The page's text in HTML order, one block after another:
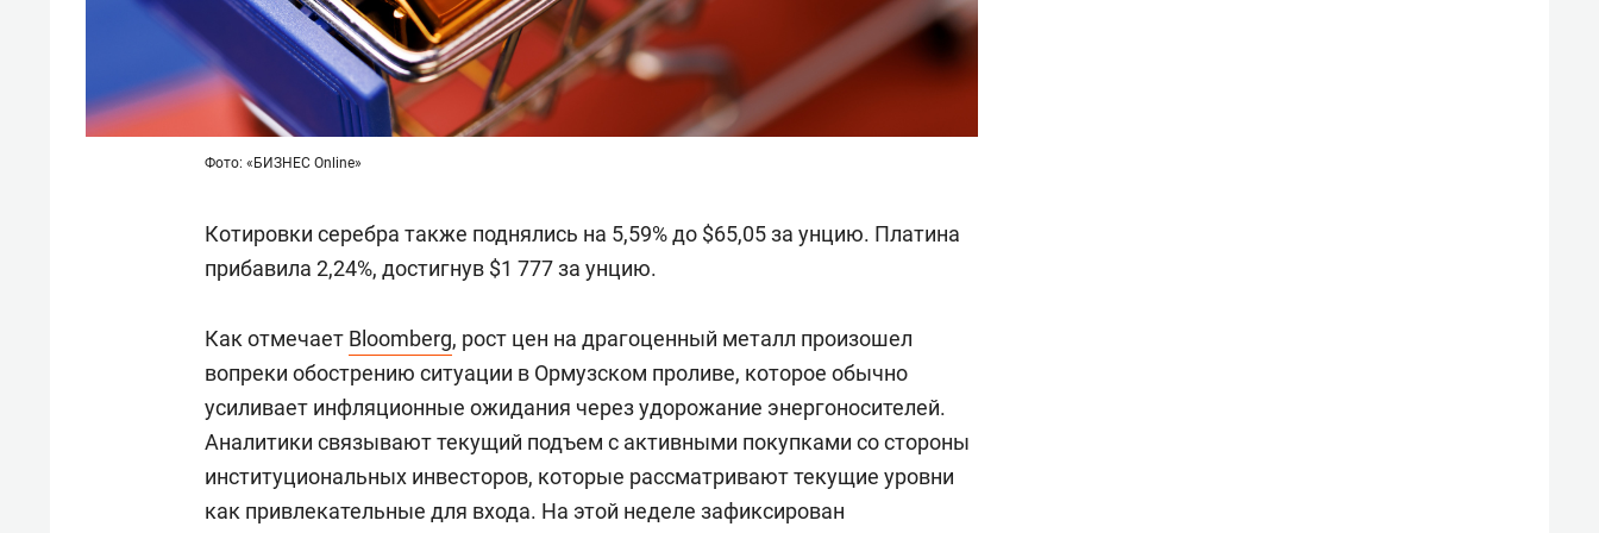
Фото: «БИЗНЕС Online»
Котировки серебра также поднялись на 5,59% до $65,05 за унцию. Платина
прибавила 2,24%, достигнув $1 777 за унцию.
Как отмечает Bloomberg, рост цен на драгоценный металл произошел
вопреки обострению ситуации в Ормузском проливе, которое обычно
усиливает инфляционные ожидания через удорожание энергоносителей.
Аналитики связывают текущий подъем с активными покупками со стороны
институциональных инвесторов, которые рассматривают текущие уровни
как привлекательные для входа. На этой неделе зафиксирован